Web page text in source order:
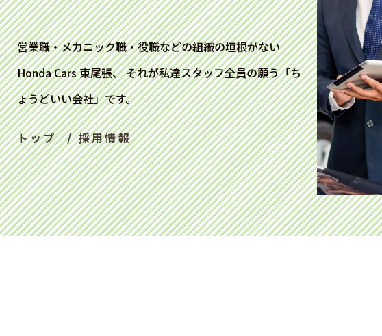
営業職・メカニック職・役職などの組織の垣根がない
Honda Cars 東尾張、 それが私達スタッフ全員の願う「ち
ょうどいい会社」です。
トップ 採用情報